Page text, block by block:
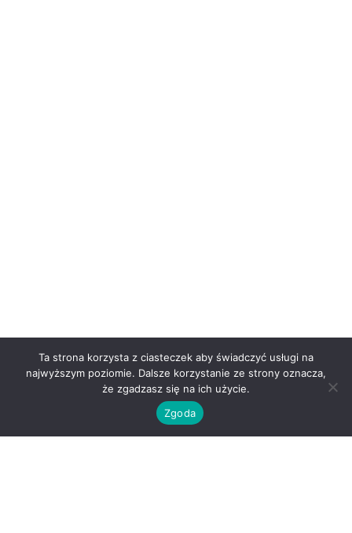
Ta strona korzysta z ciasteczek aby świadczyć usługi na
najwyższym poziomie. Dalsze korzystanie ze strony oznacza,
że zgadzasz się na ich użycie.
Zgoda